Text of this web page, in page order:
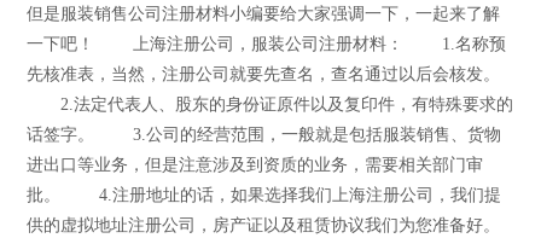
但是服装销售公司注册材料小编要给大家强调一下，一起来了解
一下吧！ 上海注册公司，服装公司注册材料： 1.名称预
先核准表，当然，注册公司就要先查名，查名通过以后会核发。
2.法定代表人、股东的身份证原件以及复印件，有特殊要求的
话签字。 3.公司的经营范围，一般就是包括服装销售、货物
进出口等业务，但是注意涉及到资质的业务，需要相关部门审
批。 4.注册地址的话，如果选择我们上海注册公司，我们提
供的虚拟地址注册公司，房产证以及租赁协议我们为您准备好。